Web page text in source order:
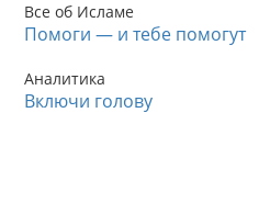
Все об Исламе
Помоги — и тебе помогут
Аналитика
Включи голову